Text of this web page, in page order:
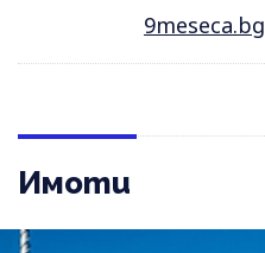
9meseca.bg
Имоти